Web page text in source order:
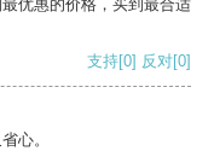
优惠的价格，买到最合适
支持[0] 反对[0]
心。